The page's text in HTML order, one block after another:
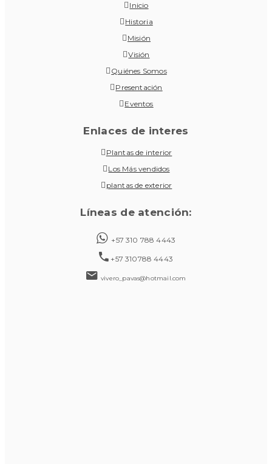
Inicio
Historia
Misión
Visión
Quiénes Somos
Presentación
Eventos
Enlaces de interes
Plantas de interior
Los Más vendidos
plantas de exterior
Líneas de atención:
+57 310 788 4443
+57 310788 4443
vivero_pavas@hotmail.com